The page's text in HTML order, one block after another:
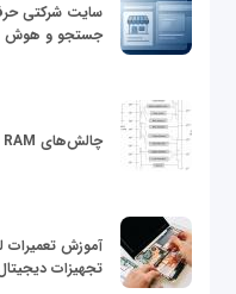
سایت شرکتی
جستجو و هوش
چالش‌های RAM در Workloadهای محاسباتی HPC
آموزش تعمیرات
تجهیزات